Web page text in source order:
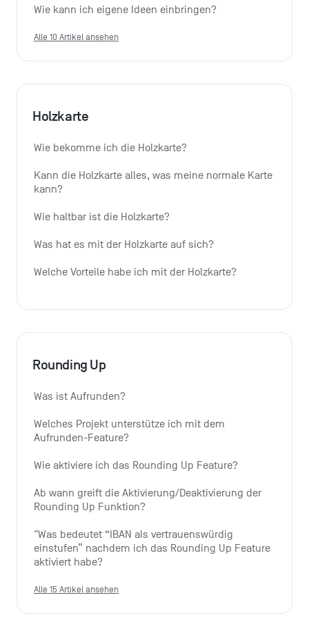
Wie kann ich eigene Ideen einbringen?
Alle 10 Artikel ansehen
Holzkarte
Wie bekomme ich die Holzkarte?
Kann die Holzkarte alles, was meine normale Karte
kann?
Wie haltbar ist die Holzkarte?
Was hat es mit der Holzkarte auf sich?
Welche Vorteile habe ich mit der Holzkarte?
Rounding Up
Was ist Aufrunden?
Welches Projekt unterstütze ich mit dem
Aufrunden-Feature?
Wie aktiviere ich das Rounding Up Feature?
Ab wann greift die Aktivierung/Deaktivierung der
Rounding Up Funktion?
"Was bedeutet “IBAN als vertrauenswürdig
einstufen” nachdem ich das Rounding Up Feature
aktiviert habe?
Alle 15 Artikel ansehen